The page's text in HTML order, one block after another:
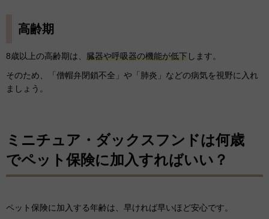
高齢期
8歳以上の高齢期は、 臓器や呼吸器の機能が低下します。
そのため、「僧帽弁閉鎖不全」や「肺炎」などの病気を視野に入れ
ましょう。
ミニチュア・ダックスフンドは何歳
でペット保険に加入すればいい？
ペット保険に加入する年齢は、早ければ早いほど安心です。